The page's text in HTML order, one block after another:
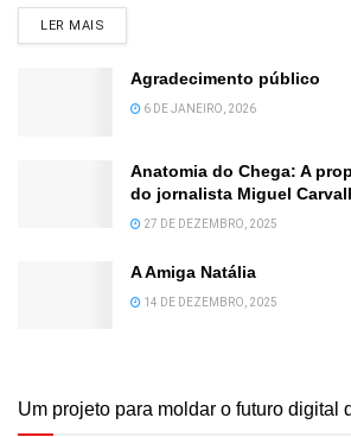
LER MAIS
Agradecimento público
6 DE JANEIRO, 2026
Anatomia do Chega: A
do jornalista Miguel
27 DE DEZEMBRO, 2025
A Amiga Natália
14 DE DEZEMBRO, 2025
Um projeto para moldar o futuro digital